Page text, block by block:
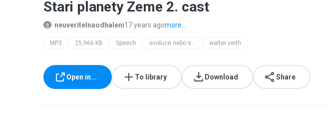
Stari planety Zeme 2. cast
neuveritelnaodhaleni17 years agomore...
MP3 25,966 KB Speech evoluce nebo stvoreni? walter veith
Open in... To library Download Share